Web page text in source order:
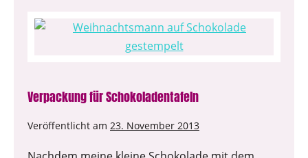
Verpackung für Schokoladentafeln
Veröffentlicht am 23. November 2013